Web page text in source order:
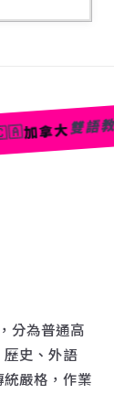
語教育
分為普通高
歷史、外語
統嚴格，作業